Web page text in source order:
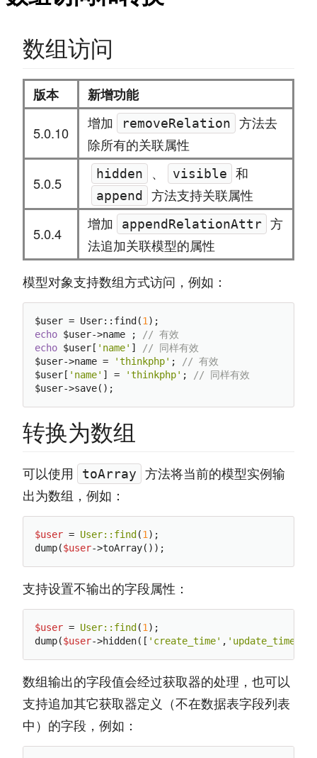
数组访问
版本 新增功能
5.0.10
增加 removeRelation
方法去
除所有的关联属性
5.0.5
hidden 、 visible 和
append 方法支持关联属性
5.0.4
增加 appendRelationAttr 方
法追加关联模型的属性
模型对象支持数组方式访问，例如：
$user = User::find(1
echo $user->name ;
// 有效
echo $user[ 'name' ]
// 同样有效
$user->name =
'thinkphp' ;
// 有效
$user[ 'name' ] = 'thinkphp' ;
// 同样有效
转换为数组
可以使用 toArray
方法将当前的模型实例输
出为数组，例如：
$user = User: :find (1 );
dump($user
支持设置不输出的字段属性：
$user = User: :find (1 );
dump($user->hidden([ 'create_time' , 'update_time'
数组输出的字段值会经过获取器的处理，也可以
支持追加其它获取器定义（不在数据表字段列表
中）的字段，例如：